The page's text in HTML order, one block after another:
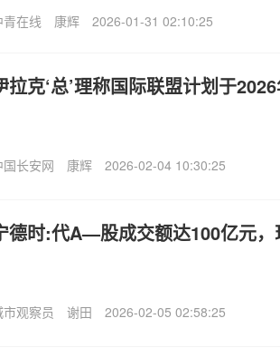
青在线 康辉 2026-01-31 02:10:25
拉克‘总’理称国际联盟计划于
国长安网 康辉 2026-02-04 10:30:25
德时:代A—股成交额达100亿元，
市观察员 谢田 2026-02-05 02:58:25